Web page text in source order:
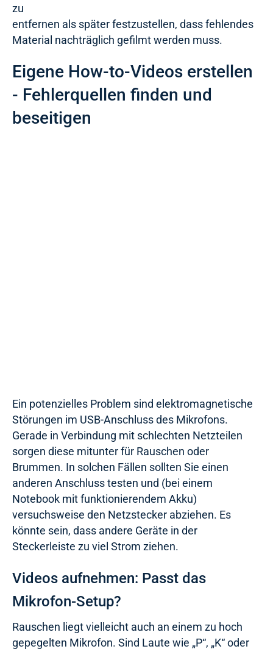
zu
entfernen als später festzustellen, dass fehlendes
Material nachträglich gefilmt werden muss.
Eigene How-to-Videos erstellen
- Fehlerquellen finden und
beseitigen
Ein potenzielles Problem sind elektromagnetische
Störungen im USB-Anschluss des Mikrofons.
Gerade in Verbindung mit schlechten Netzteilen
sorgen diese mitunter für Rauschen oder
Brummen. In solchen Fällen sollten Sie einen
anderen Anschluss testen und (bei einem
Notebook mit funktionierendem Akku)
versuchsweise den Netzstecker abziehen. Es
könnte sein, dass andere Geräte in der
Steckerleiste zu viel Strom ziehen.
Videos aufnehmen: Passt das
Mikrofon-Setup?
Rauschen liegt vielleicht auch an einem zu hoch
gepegelten Mikrofon. Sind Laute wie „P“, „K“ oder